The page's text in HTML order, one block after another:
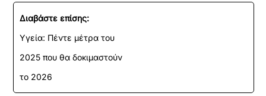
Διαβάστε επίσης:
Υγεία: Πέντε μέτρα του
2025 που θα δοκιμαστούν
το 2026